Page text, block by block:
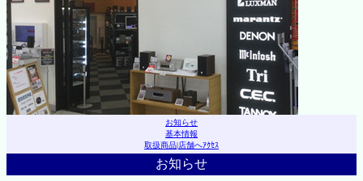
お知らせ
基本情報
取扱商品|店舗へｱｸｾｽ
お知らせ